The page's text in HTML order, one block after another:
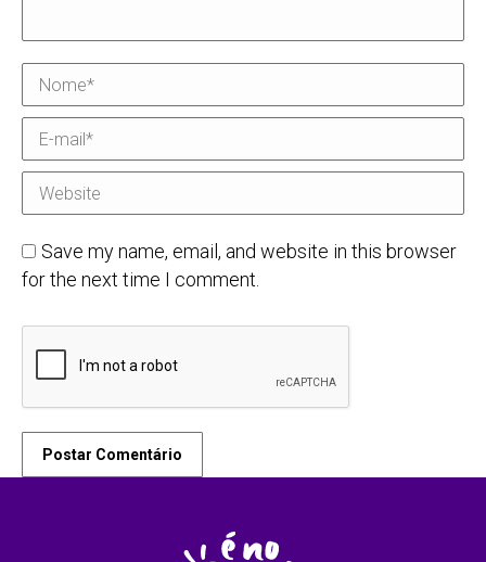
Nome *
E-mail *
Website
Save my name, email, and website in this browser
for the next time I comment.
Postar Comentário